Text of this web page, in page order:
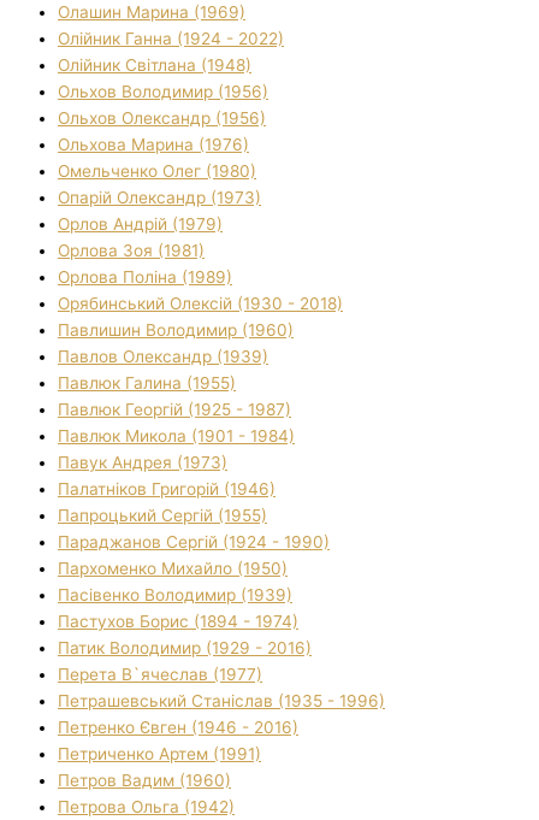
Олашин Марина (1969)
Олійник Ганна (1924 - 2022)
Олійник Світлана (1948)
Ольхов Володимир (1956)
Ольхов Олександр (1956)
Ольхова Марина (1976)
Омельченко Олег (1980)
Опарій Олександр (1973)
Орлов Андрій (1979)
Орлова Зоя (1981)
Орлова Поліна (1989)
Орябинський Олексій (1930 - 2018)
Павлишин Володимир (1960)
Павлов Олександр (1939)
Павлюк Галина (1955)
Павлюк Георгій (1925 - 1987)
Павлюк Микола (1901 - 1984)
Павук Андрея (1973)
Палатніков Григорій (1946)
Папроцький Сергій (1955)
Параджанов Сергій (1924 - 1990)
Пархоменко Михайло (1950)
Пасівенко Володимир (1939)
Пастухов Борис (1894 - 1974)
Патик Володимир (1929 - 2016)
Перета В`ячеслав (1977)
Петрашевський Станіслав (1935 - 1996)
Петренко Євген (1946 - 2016)
Петриченко Артем (1991)
Петров Вадим (1960)
Петрова Ольга (1942)